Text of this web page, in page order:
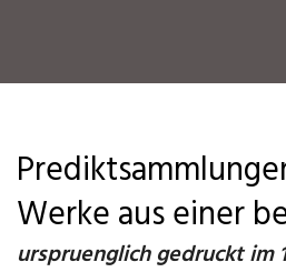
Werke aus einer
urspruenglich gedruckt im